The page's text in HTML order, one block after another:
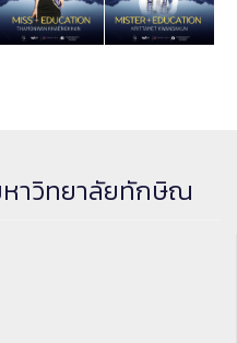
าวิทยาลัยทักษิณ